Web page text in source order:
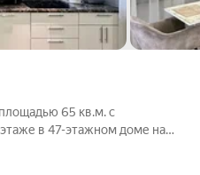
65 кв.м. с
в 47-этажном доме на
шкаф